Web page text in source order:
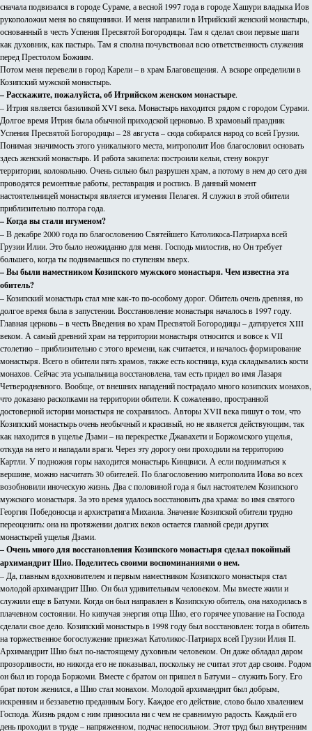
сначала подвизался в городе Сураме, а весной 1997 года в городе Хашури владыка Иов
рукоположил меня во священники. И меня направили в Итрийский женский монастырь,
основанный в честь Успения Пресвятой Богородицы. Там я сделал свои первые шаги
как духовник, как пастырь. Там я сполна почувствовал всю ответственность служения
перед Престолом Божиим.
Потом меня перевели в город Карели – в храм Благовещения. А вскоре определили в
Козипский мужской монастырь.
– Расскажите, пожалуйста, об Итрийском женском монастыре.
– Итрия является базиликой XVI века. Монастырь находится рядом с городом Сурами.
Долгое время Итрия была обычной приходской церковью. В храмовый праздник
Успения Пресвятой Богородицы – 28 августа – сюда собирался народ со всей Грузии.
Понимая значимость этого уникального места, митрополит Иов благословил основать
здесь женский монастырь. И работа закипела: построили кельи, стену вокруг
территории, колокольню. Очень сильно был разрушен храм, а потому в нем до сего дня
проводятся ремонтные работы, реставрация и роспись. В данный момент
настоятельницей монастыря является игумения Пелагея. Я служил в этой обители
приблизительно полтора года.
– Когда вы стали игуменом?
– В декабре 2000 года по благословению Святейшего Католикоса-Патриарха всей
Грузии Илии. Это было неожиданно для меня. Господь милостив, но Он требует
большего, когда ты поднимаешься по ступеням вверх.
– Вы были наместником Козипского мужского монастыря. Чем известна эта
обитель?
– Козипский монастырь стал мне как-то по-особому дорог. Обитель очень древняя, но
долгое время была в запустении. Восстановление монастыря началось в 1997 году.
Главная церковь – в честь Введения во храм Пресвятой Богородицы – датируется XIII
веком. А самый древний храм на территории монастыря относится и вовсе к VII
столетию – приблизительно с этого времени, как считается, и началось формирование
монастыря. Всего в обители пять храмов, также есть костница, куда складывались кости
монахов. Сейчас эта усыпальница восстановлена, там есть придел во имя Лазаря
Четверодневного. Вообще, от внешних нападений пострадало много козипских монахов,
что доказано раскопками на территории обители. К сожалению, пространной
достоверной истории монастыря не сохранилось. Авторы XVII века пишут о том, что
Козипский монастырь очень необычный и красивый, но не является действующим, так
как находится в ущелье Дзами – на перекрестке Джавахети и Боржомского ущелья,
откуда на него и нападали враги. Через эту дорогу они проходили на территорию
Картли. У подножия горы находится монастырь Кинцвиси. А если подниматься к
вершине, можно насчитать 30 обителей. По благословению митрополита Иова во всех
возобновили иноческую жизнь. Два с половиной года я был настоятелем Козипского
мужского монастыря. За это время удалось восстановить два храма: во имя святого
Георгия Победоносца и архистратига Михаила. Значение Козипской обители трудно
переоценить: она на протяжении долгих веков остается главной среди других
монастырей ущелья Дзами.
– Очень много для восстановления Козипского монастыря сделал покойный
архимандрит Шио. Поделитесь своими воспоминаниями о нем.
– Да, главным вдохновителем и первым наместником Козипского монастыря стал
молодой архимандрит Шио. Он был удивительным человеком. Мы вместе жили и
служили еще в Батуми. Когда он был направлен в Козипскую обитель, она находилась в
плачевном состоянии. Но кипучая энергия отца Шио, его горячее упование на Господа
сделали свое дело. Козипский монастырь в 1998 году был восстановлен: тогда в обитель
на торжественное богослужение приезжал Католикос-Патриарх всей Грузии Илия II.
Архимандрит Шио был по-настоящему духовным человеком. Он даже обладал даром
прозорливости, но никогда его не показывал, поскольку не считал этот дар своим. Родом
он был из города Боржоми. Вместе с братом он пришел в Батуми – служить Богу. Его
брат потом женился, а Шио стал монахом. Молодой архимандрит был добрым,
искренним и беззаветно преданным Богу. Каждое его действие, слово было хвалением
Господа. Жизнь рядом с ним приносила ни с чем не сравнимую радость. Каждый его
день проходил в труде – напряженном, подчас непосильном. Этот труд был внутренним